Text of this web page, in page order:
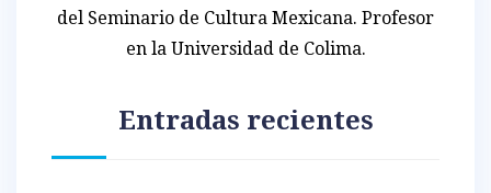
del Seminario de Cultura Mexicana. Profesor
en la Universidad de Colima.
Entradas recientes